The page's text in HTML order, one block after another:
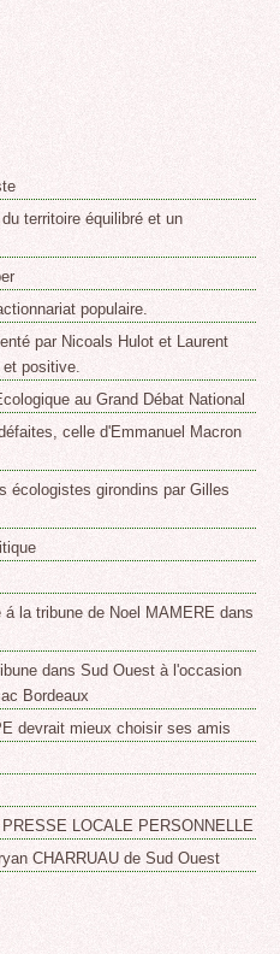
territoire équilibré et un
populaire.
par Nicoals Hulot et Laurent
positive.
au Grand Débat National
celle d'Emmanuel Macron
écologistes girondins par Gilles
la tribune de Noel MAMERE dans
dans Sud Ouest à l'occasion
Bordeaux
devrait mieux choisir ses amis
LOCALE PERSONNELLE
CHARRUAU de Sud Ouest